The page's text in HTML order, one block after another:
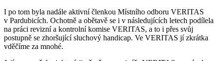
I po tom byla nadále aktivní členkou Místního odboru VERITAS
v Pardubicích. Ochotně a obětavě se i v následujících letech podílela
na práci revizní a kontrolní komise VERITAS, a to i přes svůj
postupně se zhoršující sluchový handicap. Ve VERITAS jí zkrátka
vděčíme za mnohé.